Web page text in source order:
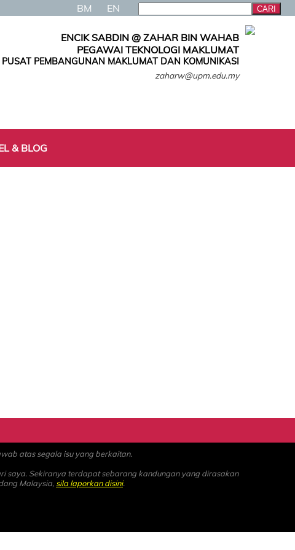
BM EN
ENCIK SABDIN @ ZAHAR BIN WAHAB
PEGAWAI TEKNOLOGI MAKLUMAT
PUSAT PEMBANGUNAN MAKLUMAT DAN KOMUNIKASI
zaharw@upm.edu.my
& BLOG
atas segala isu yang berkaitan.
saya. Sekiranya terdapat sebarang kandungan yang dirasakan
Malaysia, sila laporkan disini.